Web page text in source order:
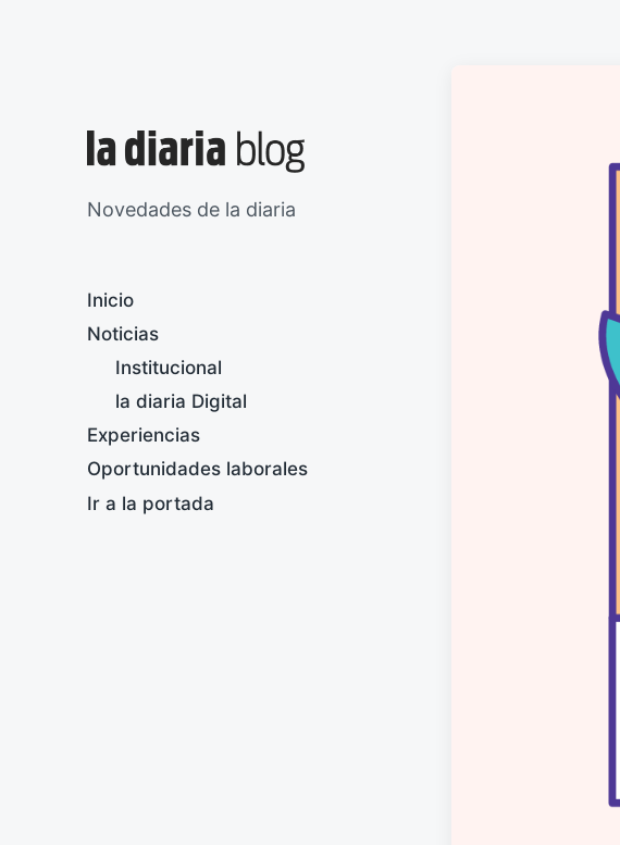
Novedades de la diaria
Inicio
Noticias
Institucional
la diaria Digital
Experiencias
Oportunidades laborales
Ir a la portada